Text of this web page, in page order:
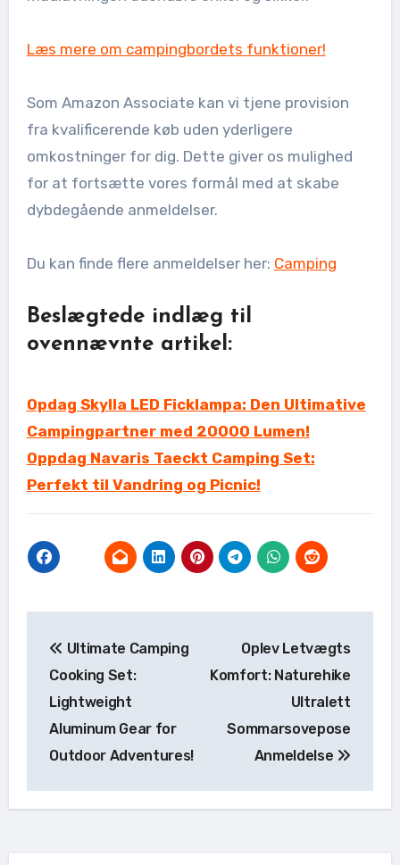
Læs mere om campingbordets funktioner!
Som Amazon Associate kan vi tjene provision
fra kvalificerende køb uden yderligere
omkostninger for dig. Dette giver os mulighed
for at fortsætte vores formål med at skabe
dybdegående anmeldelser.
Du kan finde flere anmeldelser her: Camping
Beslægtede indlæg til
ovennævnte artikel:
Opdag Skylla LED Ficklampa: Den Ultimative
Campingpartner med 20000 Lumen!
Oppdag Navaris Taeckt Camping Set:
Perfekt til Vandring og Picnic!
Ultimate Camping
Cooking Set:
Lightweight
Aluminum Gear for
Outdoor Adventures!
Oplev Letvægts
Komfort: Naturehike
Ultralett
Sommarsovepose
Anmeldelse